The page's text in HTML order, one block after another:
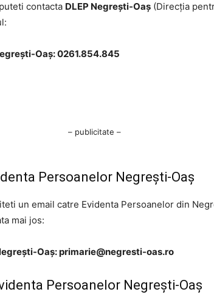
contacta DLEP Negrești-Oaș (Direcţia
Oaș: 0261.854.845
– publicitate –
Persoanelor Negrești-Oaș
un email catre Evidenta Persoanelor din
mai jos:
Oaș:primarie@negresti-oas.ro
Persoanelor Negrești-Oaș